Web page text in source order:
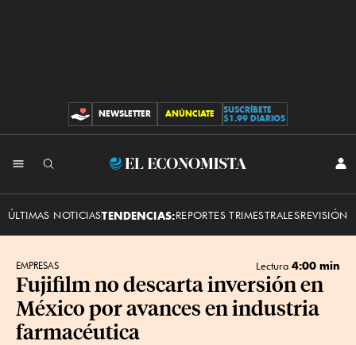
CONTRIBUCIONES
NEWSLETTER ANÚNCIATE
SUSCRÍBETE
$1.99 DIARIOS
El
ÚLTIMAS NOTICIASTENDENCIAS:REPORTES TRIMESTRALESREVISIÓN
EMPRESAS Lectura 4:00 min
Fujifilm no descarta inversión en
México por avances en industria
farmacéutica